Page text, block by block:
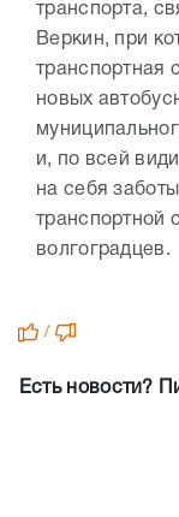
транспорта,
Веркин, при
транспортная
новых
и, по всей
на себя
транспортной
волгоградцев.
/
Есть новости?